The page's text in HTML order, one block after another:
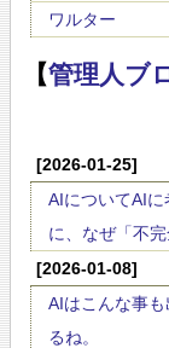
ワルター
【管理人ブ
[2026-01-25]
AIについてAI
に、なぜ「不
[2026-01-08]
AIはこんな事
るね。